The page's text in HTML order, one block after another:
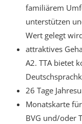
familiärem
unterstützen
Wert gelegt
attraktives
A2. TTA bietet
26 Tage
Monatskarte
BVG und/oder